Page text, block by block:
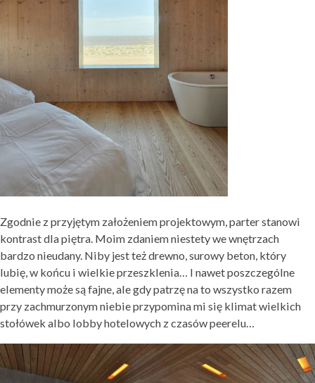
Zgodnie z przyjętym założeniem projektowym, parter stanowi
kontrast dla piętra. Moim zdaniem niestety we wnętrzach
bardzo nieudany. Niby jest też drewno, surowy beton, który
lubię, w końcu i wielkie przeszklenia… I nawet poszczególne
elementy może są fajne, ale gdy patrzę na to wszystko razem
przy zachmurzonym niebie przypomina mi się klimat wielkich
stołówek albo lobby hotelowych z czasów peerelu…